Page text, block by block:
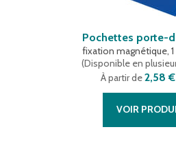
Pochettes porte-
fixation magnétique,
(Disponible en
À partir de2,58 €
VOIR